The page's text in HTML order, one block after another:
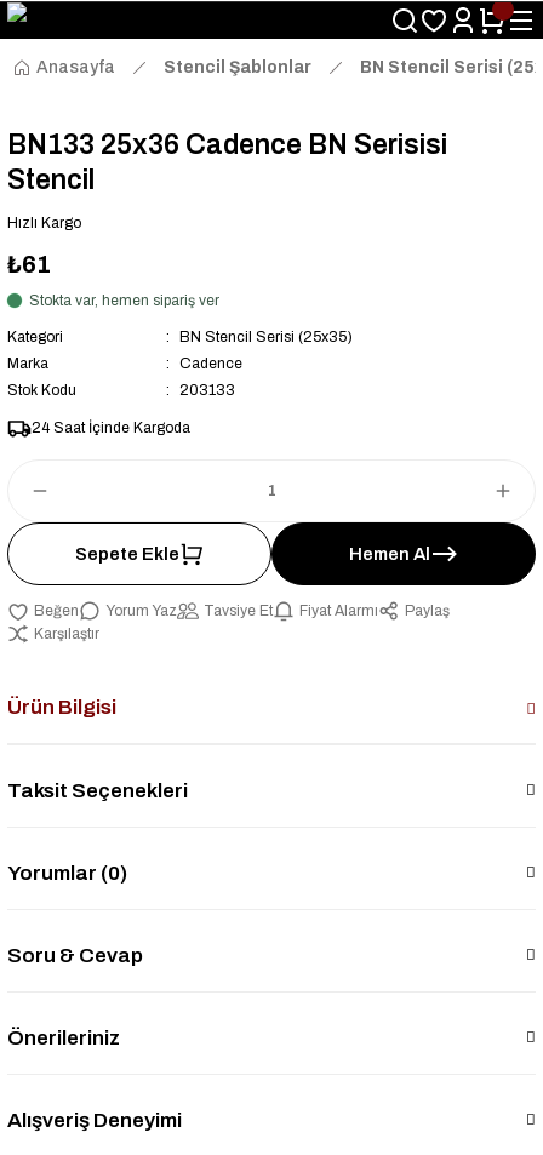
Size Özel "HG10" Kodu ile Sepette Hemen %10 İndirim Fırsatını
Kaçırmayın!
Anasayfa
Stencil Şablonlar BN Stencil Serisi
BN133 25x36 Cadence BN Serisisi
Stencil
Hızlı Kargo
₺61
Stokta var, hemen sipariş ver
Kategori
BN Stencil Serisi (25x35)
Marka
Cadence
Stok Kodu
203133
24 Saat İçinde Kargoda
Sepete Ekle Hemen Al
Yorum Yaz Tavsiye Et Fiyat Alarmı
Paylaş
Karşılaştır
Ürün Bilgisi
Taksit Seçenekleri
Yorumlar (0)
Soru & Cevap
Önerileriniz
Alışveriş Deneyimi